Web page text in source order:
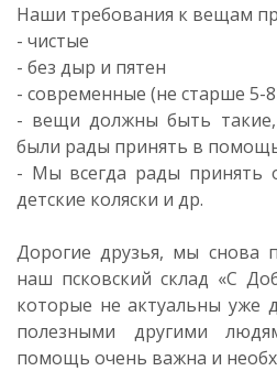
Наши требования к вещам
- чистые
- без дыр и пятен
- современные (не старше 5-
- вещи должны быть
были рады принять в
- Мы всегда рады принять
детские коляски и др.
Дорогие друзья, мы снова
наш псковский склад «С
которые не актуальны уже
полезными другими
помощь очень важна и